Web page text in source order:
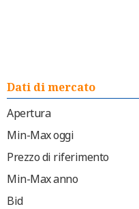
Dati di mercato
Apertura
Min-Max oggi
Prezzo di riferimento
Min-Max anno
Bid